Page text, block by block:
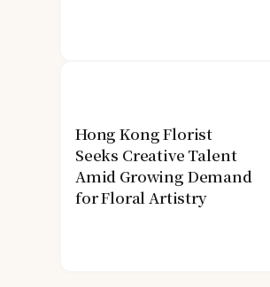
Hong Kong Florist
Seeks Creative Talent
Amid Growing Demand
for Floral Artistry